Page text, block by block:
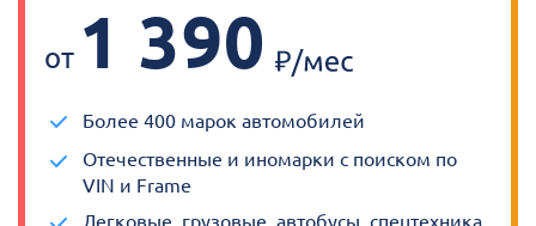
от 1 390
Более 400 марок автомобилей
Отечественные и иномарки с поиском по
VIN и Frame
Легковые, грузовые, автобусы, спецтехника,